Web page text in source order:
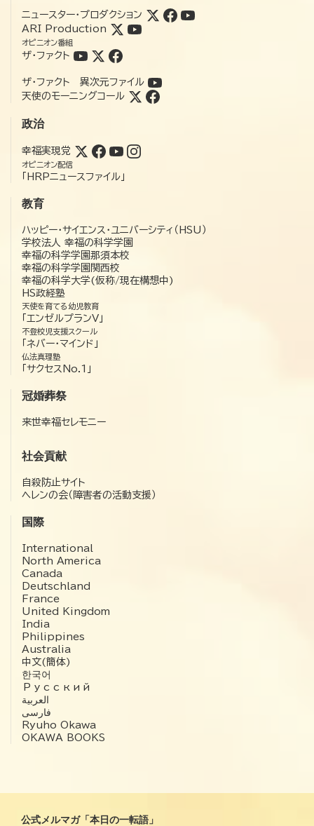
ニュースター・プロダクション
ARI Production
オピニオン番組
ザ・ファクト
ザ・ファクト 異次元ファイル
天使のモーニングコール
政治
幸福実現党
オピニオン配信
「HRPニュースファイル」
教育
ハッピー・サイエンス・ユニバーシティ（HSU）
学校法人 幸福の科学学園
幸福の科学学園那須本校
幸福の科学学園関西校
幸福の科学大学(仮称/現在構想中)
HS政経塾
天使を育てる幼児教育
「エンゼルプランV」
不登校児支援スクール
「ネバー・マインド」
仏法真理塾
「サクセスNo.1」
冠婚葬祭
来世幸福セレモニー
社会貢献
自殺防止サイト
ヘレンの会（障害者の活動支援）
国際
International
North America
Canada
Deutschland
France
United Kingdom
India
Philippines
Australia
中文(簡体)
한국어
Русский
العربية‏
فارسی
Ryuho Okawa
OKAWA BOOKS
公式メルマガ「本日の一転語」